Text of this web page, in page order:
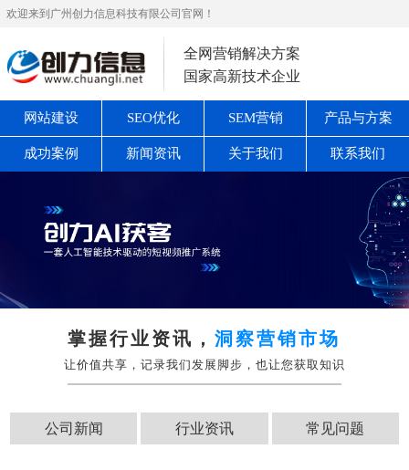
欢迎来到广州创力信息科技有限公司官网！
全网营销解决方案
国家高新技术企业
网站建设 SEO优化 SEM营销 产品与方案
成功案例 新闻资讯 关于我们 联系我们
掌握行业资讯，洞察营销市场
让价值共享，记录我们发展脚步，也让您获取知识
公司新闻 行业资讯 常见问题